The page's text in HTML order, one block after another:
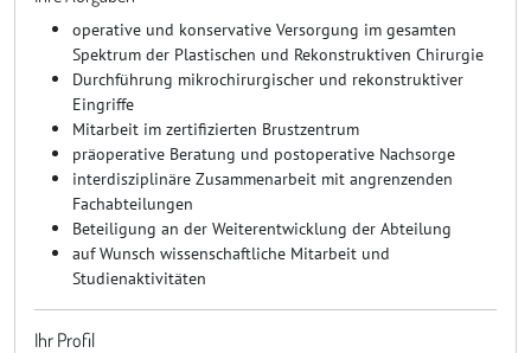
operative und konservative Versorgung im gesamten
Spektrum der Plastischen und Rekonstruktiven Chirurgie
Durchführung mikrochirurgischer und rekonstruktiver
Eingriffe
Mitarbeit im zertifizierten Brustzentrum
präoperative Beratung und postoperative Nachsorge
interdisziplinäre Zusammenarbeit mit angrenzenden
Fachabteilungen
Beteiligung an der Weiterentwicklung der Abteilung
auf Wunsch wissenschaftliche Mitarbeit und
Studienaktivitäten
Ihr Profil